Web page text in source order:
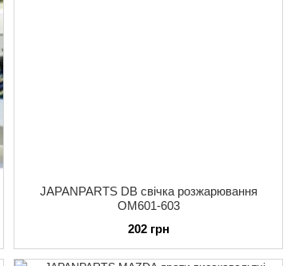
JAPANPARTS DB свічка розжарювання
OM601-603
202 грн